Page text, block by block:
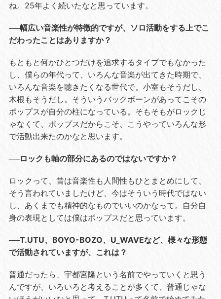
ね。25年よく続いたなと思っています。
──幅広い音楽性が特徴的ですが、ソロ活動をする上でこ
だわったことはありますか？
もともと何かひとつだけを追求するタイプでもなかった
し、僕らの年代って、いろんな音楽が出てきた時期で、
いろんな音楽を聴きたくなる世代で。小室もそうだし、
木根もそうだし。そういうバックボーンがあってこその
ポップスが自分の柱になっている。そもそもがロックじ
ゃなくて、ポップスだからこそ、こうやっていろんな形
で活動出来たのかなと思います。
──ロックも軸の部分にあるのではないですか？
ロックって、昔は音楽性も人間性もひとまとめにして、
そう言われていましたけど、今はそういう時代ではない
し、あくまでも精神的なものでいいのかなって。自分自
身の表現としては僕はポップスだと思っています。
──T.UTU、BOYO-BOZO、U_WAVEなど、様々な形態
で活動されていますが、これは？
普通だったら、宇都宮隆という名前でやっていくと思う
んですが、いろいろと考えることが多くて、普通じゃな